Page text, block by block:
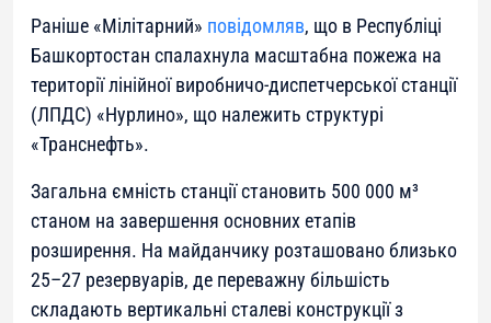
Раніше «Мілітарний» повідомляв, що в Республіці
Башкортостан спалахнула масштабна пожежа на
території лінійної виробничо-диспетчерської станції
(ЛПДС) «Нурлино», що належить структурі
«Транснефть».
Загальна ємність станції становить 500 000 м³
станом на завершення основних етапів
розширення. На майданчику розташовано близько
25–27 резервуарів, де переважну більшість
складають вертикальні сталеві конструкції з